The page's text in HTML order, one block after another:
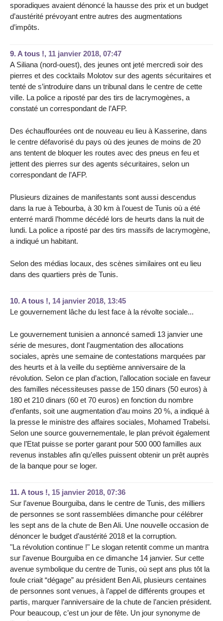
sporadiques avaient dénoncé la hausse des prix et un budget
d’austérité prévoyant entre autres des augmentations
d’impôts.
9. A tous !, 11 janvier 2018, 07:47
A Siliana (nord-ouest), des jeunes ont jeté mercredi soir des
pierres et des cocktails Molotov sur des agents sécuritaires et
tenté de s’introduire dans un tribunal dans le centre de cette
ville. La police a riposté par des tirs de lacrymogènes, a
constaté un correspondant de l’AFP.
Des échauffourées ont de nouveau eu lieu à Kasserine, dans
le centre défavorisé du pays où des jeunes de moins de 20
ans tentent de bloquer les routes avec des pneus en feu et
jettent des pierres sur des agents sécuritaires, selon un
correspondant de l’AFP.
Plusieurs dizaines de manifestants sont aussi descendus
dans la rue à Tebourba, à 30 km à l’ouest de Tunis où a été
enterré mardi l’homme décédé lors de heurts dans la nuit de
lundi. La police a riposté par des tirs massifs de lacrymogène,
a indiqué un habitant.
Selon des médias locaux, des scènes similaires ont eu lieu
dans des quartiers près de Tunis.
10. A tous !, 14 janvier 2018, 13:45
Le gouvernement lâche du lest face à la révolte sociale...
Le gouvernement tunisien a annoncé samedi 13 janvier une
série de mesures, dont l’augmentation des allocations
sociales, après une semaine de contestations marquées par
des heurts et à la veille du septième anniversaire de la
révolution. Selon ce plan d’action, l’allocation sociale en faveur
des familles nécessiteuses passe de 150 dinars (50 euros) à
180 et 210 dinars (60 et 70 euros) en fonction du nombre
d’enfants, soit une augmentation d’au moins 20 %, a indiqué à
la presse le ministre des affaires sociales, Mohamed Trabelsi.
Selon une source gouvernementale, le plan prévoit également
que l’Etat puisse se porter garant pour 500 000 familles aux
revenus instables afin qu’elles puissent obtenir un prêt auprès
de la banque pour se loger.
11. A tous !, 15 janvier 2018, 07:36
Sur l’avenue Bourguiba, dans le centre de Tunis, des milliers
de personnes se sont rassemblées dimanche pour célébrer
les sept ans de la chute de Ben Ali. Une nouvelle occasion de
dénoncer le budget d’austérité 2018 et la corruption.
"La révolution continue !" Le slogan retentit comme un mantra
sur l’avenue Bourguiba en ce dimanche 14 janvier. Sur cette
avenue symbolique du centre de Tunis, où sept ans plus tôt la
foule criait “dégage” au président Ben Ali, plusieurs centaines
de personnes sont venues, à l’appel de différents groupes et
partis, marquer l’anniversaire de la chute de l’ancien président.
Pour beaucoup, c’est un jour de fête. Un jour synonyme de